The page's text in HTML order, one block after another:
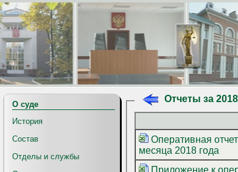
О суде
История
Состав
Отделы и службы
Отчеты за
Оперативная
месяца 2018 года
Приложение к